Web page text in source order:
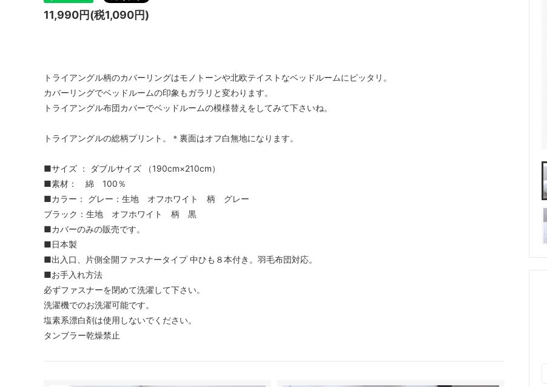
11,990円(税1,090円)
トライアングル柄のカバーリングはモノトーンや北欧テイストなベッドルームにピッタリ。
カバーリングでベッドルームの印象もガラリと変わります。
トライアングル布団カバーでベッドルームの模様替えをしてみて下さいね。
トライアングルの総柄プリント。＊裏面はオフ白無地になります。
■サイズ ： ダブルサイズ （190cm×210cm）
■素材： 綿 100％
■カラー： グレー：生地 オフホワイト 柄 グレー
ブラック：生地 オフホワイト 柄 黒
■カバーのみの販売です。
■日本製
■出入口、片側全開ファスナータイプ 中ひも８本付き。羽毛布団対応。
■お手入れ方法
必ずファスナーを閉めて洗濯して下さい。
洗濯機でのお洗濯可能です。
塩素系漂白剤は使用しないでください。
タンブラー乾燥禁止